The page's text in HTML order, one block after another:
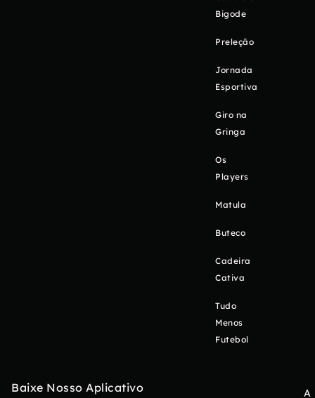
Bigode
Preleção
Jornada
Esportiva
Giro na
Gringa
Os
Players
Matula
Buteco
Cadeira
Cativa
Tudo
Menos
Futebol
Baixe Nosso Aplicativo A